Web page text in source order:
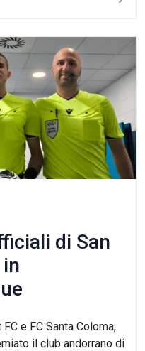
di San
e FC Santa Coloma,
il club andorrano di